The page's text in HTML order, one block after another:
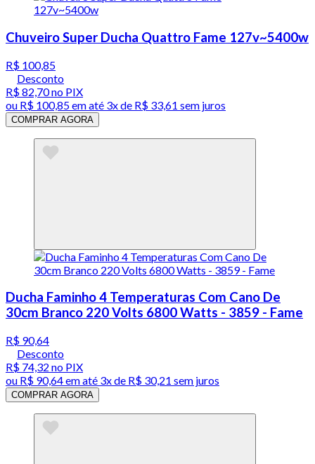
Chuveiro Super Ducha Quattro Fame 127v~5400w
R$ 100,85
Desconto
R$ 82,70no PIX
ou R$ 100,85em até 3x de R$ 33,61 sem juros
COMPRAR AGORA
Ducha Faminho 4 Temperaturas Com Cano De
30cm Branco 220 Volts 6800 Watts - 3859 - Fame
R$ 90,64
Desconto
R$ 74,32 no PIX
ou R$ 90,64em até 3x de R$ 30,21 sem juros
COMPRAR AGORA